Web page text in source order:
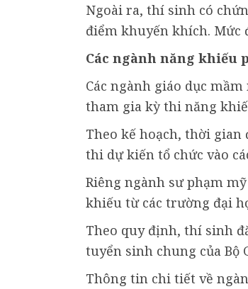
Ngoài ra, thí sinh có
điểm khuyến khích. Mức
Các ngành năng khiếu
Các ngành giáo dục
tham gia kỳ thi năng
Theo kế hoạch, thời gian
thi dự kiến tổ chức vào
Riêng ngành sư phạm
khiếu từ các trường đại
Theo quy định, thí sinh
tuyển sinh chung của Bộ
Thông tin chi tiết về